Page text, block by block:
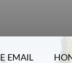
EMAIL